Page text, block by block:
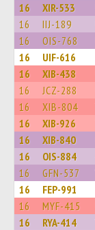
16 XIR-533
16 IIJ-189
16 OIS-768
16 UIF-616
16 XIB-438
16 JCZ-288
16 XIB-804
16 XIB-926
16 XIB-840
16 OIS-884
16 GFN-537
16 FEP-991
16 MYF-415
16 RYA-414